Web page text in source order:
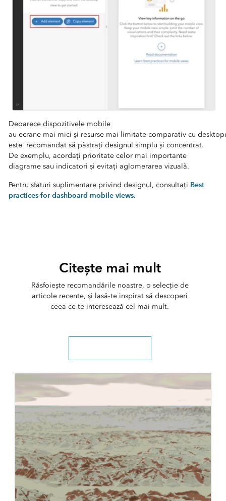
Deoarece dispozitivele mobile
au ecrane mai mici și resurse mai limitate comparativ cu
este recomandat să păstrați designul simplu și concentrat.
De exemplu, acordați prioritate celor mai importante
diagrame sau indicatori și evitați aglomerarea vizuală.
Pentru sfaturi suplimentare privind designul, consultați Best
practices for dashboard mobile views.
Citește mai mult
Răsfoiește recomandările noastre, o selecție de
articole recente, și lasă-te inspirat să descoperi
ceea ce te interesează cel mai mult.
Explorați toate articolele